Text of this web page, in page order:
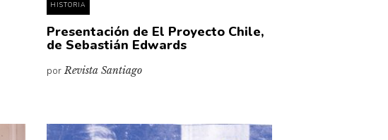
HISTORIA
Presentación de El Proyecto Chile,
de Sebastián Edwards
porRevista Santiago